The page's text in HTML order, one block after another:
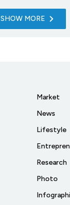
SHOW MORE
Market
News
Lifestyle
Research
Photo